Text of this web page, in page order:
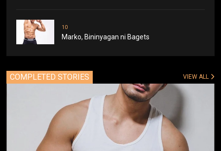
10
Marko, Bininyagan ni Bagets
COMPLETED STORIES VIEW ALL